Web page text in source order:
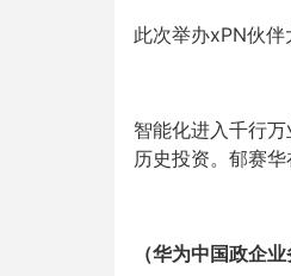
此次举办xPN伙伴
智能化进入千行
历史投资。郁赛华
（华为中国政企